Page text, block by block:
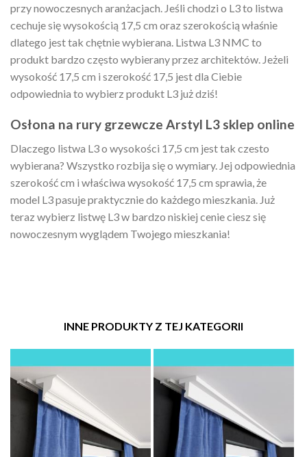
przy nowoczesnych aranżacjach. Jeśli chodzi o L3 to listwa
cechuje się wysokością 17,5 cm oraz szerokością właśnie
dlatego jest tak chętnie wybierana. Listwa L3 NMC to
produkt bardzo często wybierany przez architektów. Jeżeli
wysokość 17,5 cm i szerokość 17,5 jest dla Ciebie
odpowiednia to wybierz produkt L3 już dziś!
Osłona na rury grzewcze Arstyl L3 sklep online
Dlaczego listwa L3 o wysokości 17,5 cm jest tak czesto
wybierana? Wszystko rozbija się o wymiary. Jej odpowiednia
szerokość cm i właściwa wysokość 17,5 cm sprawia, że
model L3 pasuje praktycznie do każdego mieszkania. Już
teraz wybierz listwę L3 w bardzo niskiej cenie ciesz się
nowoczesnym wyglądem Twojego mieszkania!
INNE PRODUKTY Z TEJ KATEGORII